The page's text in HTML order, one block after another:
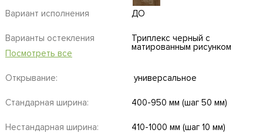
Вариант исполнения ДО
Варианты остекления
Посмотреть все
Триплекс черный с
матированным рисунком
Открывание: универсальное
Стандарная ширина: 400-950 мм (шаг 50 мм)
Нестандарная ширина: 410-1000 мм (шаг 10 мм)